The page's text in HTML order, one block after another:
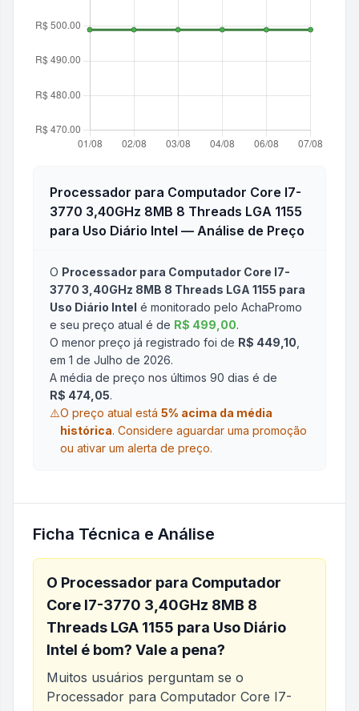
Processador para Computador Core I7-
3770 3,40GHz 8MB 8 Threads LGA 1155
para Uso Diário Intel — Análise de Preço
O Processador para Computador Core I7-
3770 3,40GHz 8MB 8 Threads LGA 1155 para
Uso Diário Intel é monitorado pelo AchaPromo
e seu preço atual é de R$ 499,00.
O menor preço já registrado foi de R$ 449,10
em 1 de Julho de 2026.
A média de preço nos últimos 90 dias é de
R$ 474,05.
⚠️O preço atual está 5% acima da média
histórica. Considere aguardar uma promoção
ou ativar um alerta de preço.
Ficha Técnica e Análise
O Processador para Computador
Core I7-3770 3,40GHz 8MB 8
Threads LGA 1155 para Uso Diário
Intel é bom? Vale a pena?
Muitos usuários perguntam se o
Processador para Computador Core I7-